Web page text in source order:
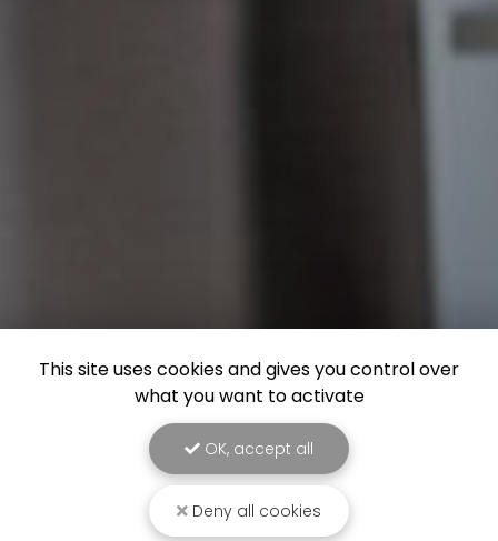
This site uses cookies and gives you control over
what you want to activate
OK, accept all
Deny all cookies